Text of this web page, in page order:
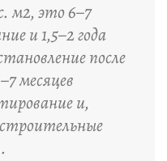
м2, это 6–7
и 1,5–2 года
после
месяцев
и,